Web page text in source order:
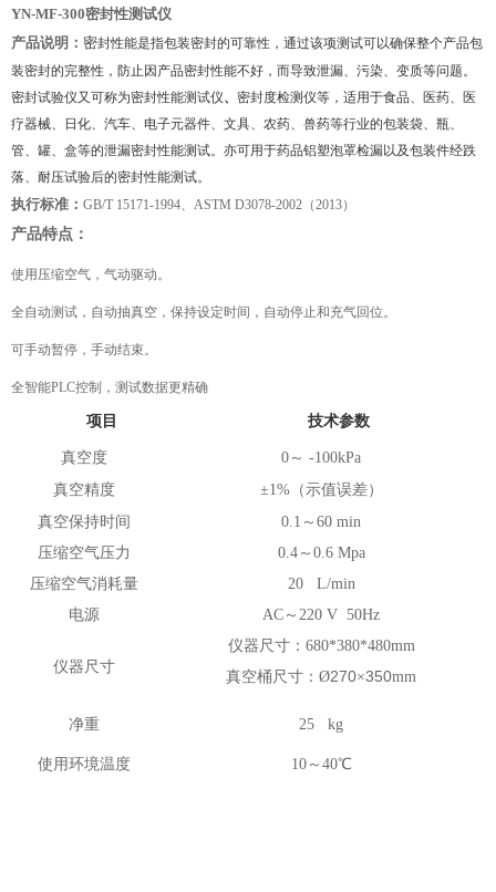
YN-MF-300密封性测试仪
产品说明： 密封性能是指包装密封的可靠性，通过该项测试可以确保整个产品包
装密封的完整性，防止因产品密封性能不好，而导致泄漏、污染、变质等问题。
密封试验仪又可称为密封性能测试仪、 密封度检测仪等，适用于食品、医药、医
疗器械、日化、汽车、电子元器件、文具、农药、兽药等行业的包装袋、瓶、
管、罐、盒等的泄漏密封性能测试。亦可用于药品铝塑泡罩检漏以及包装件经跌
落、耐压试验后的密封性能测试。
执行标准： GB/T 15171-1994、ASTM D3078-2002（2013）
产品特点：
使用压缩空气，气动驱动。
全自动测试，自动抽真空，保持设定时间，自动停止和充气回位。
可手动暂停，手动结束。
全智能PLC控制，测试数据更精确
项目 技术参数
真空度 0 ～ -100kPa
真空精度
±1%（示值误差）
真空保持时间
0.1 ～60 min
压缩空气压力
0.4～0.6 Mpa
压缩空气消耗量
20 L/min
电源
AC ～220 V 50Hz
仪器尺寸
仪器尺寸：680*380*480mm
真空桶尺寸：Ø270×350mm
净重 25 kg
使用环境温度 10～40℃